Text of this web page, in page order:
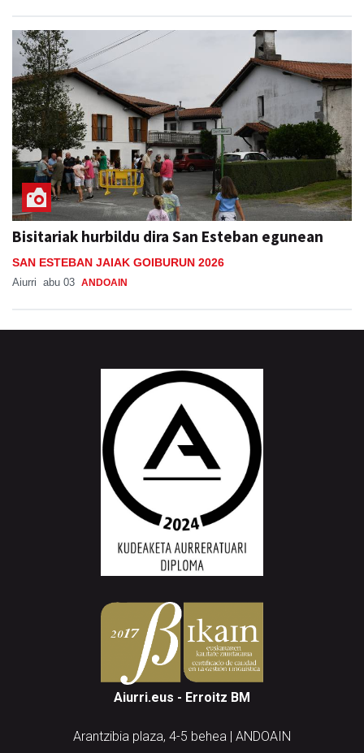
Bisitariak hurbildu dira San Esteban egunean
SAN ESTEBAN JAIAK GOIBURUN 2026
Aiurri abu 03 ANDOAIN
Aiurri.eus - Erroitz BM
Arantzibia plaza, 4-5 behea | ANDOAIN